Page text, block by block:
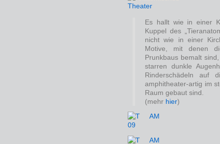
Es hallt wie in einer
Kuppel des
nicht wie in einer
Motive, mit denen
Prunkbaus bemalt
starren dunkle
Rinderschädeln auf
amphitheater-artig im
Raum gebaut sind.
(mehr hier)